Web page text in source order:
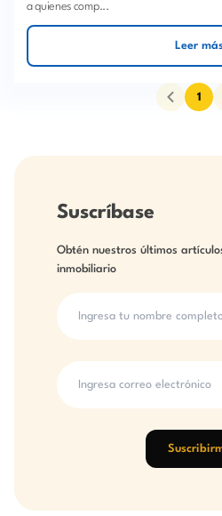
a quienes comp...
Leer
1
Suscríbase
Obtén nuestros últimos
inmobiliario